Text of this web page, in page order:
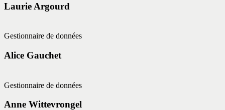
Laurie Argourd
Gestionnaire de données
Alice Gauchet
Gestionnaire de données
Anne Wittevrongel